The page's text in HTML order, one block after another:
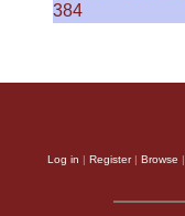
384
Log in | Register| Browse |